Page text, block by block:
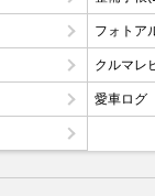
フォトア
クルマレ
愛車ログ